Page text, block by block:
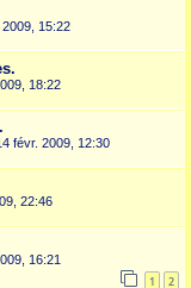
15:22
18:22
févr. 2009, 12:30
22:46
16:21
1 2